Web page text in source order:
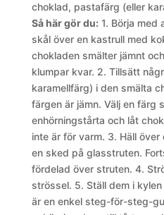
choklad, pastafärg (eller
Så här gör du: 1. Börja med
skål över en kastrull med
chokladen smälter jämnt
klumpar kvar. 2. Tillsätt
karamellfärg) i den smälta
färgen är jämn. Välj en färg
enhörningstårta och låt
inte är för varm. 3. Häll
en sked på glasstruten.
fördelad över struten. 4.
strössel. 5. Ställ dem i
är en enkel steg-för-steg-